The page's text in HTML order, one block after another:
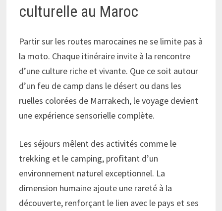
culturelle au Maroc
Partir sur les routes marocaines ne se limite pas à
la moto. Chaque itinéraire invite à la rencontre
d’une culture riche et vivante. Que ce soit autour
d’un feu de camp dans le désert ou dans les
ruelles colorées de Marrakech, le voyage devient
une expérience sensorielle complète.
Les séjours mêlent des activités comme le
trekking et le camping, profitant d’un
environnement naturel exceptionnel. La
dimension humaine ajoute une rareté à la
découverte, renforçant le lien avec le pays et ses